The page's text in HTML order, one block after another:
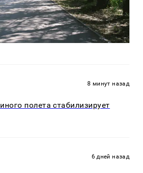
8 минут назад
полета стабилизирует
6 дней назад